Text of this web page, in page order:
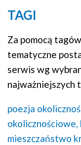
TAGI
Za pomocą
tematyczne
serwis wg
najważniejszych
poezja
okolicznościowe,
mieszczaństwo